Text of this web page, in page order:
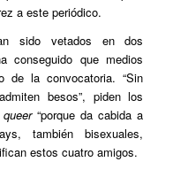
a este periódico.
sido vetados en dos
conseguido que medios
la convocatoria. “Sin
besos”, piden los
queer“porque da cabida a
también bisexuales,
estos cuatro amigos.